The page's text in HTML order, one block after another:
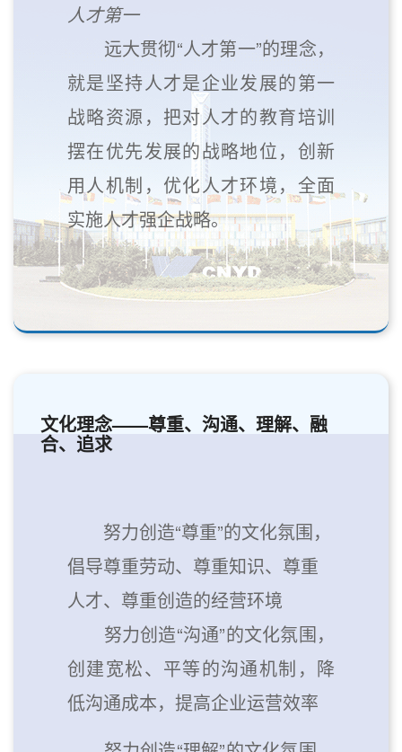
人才第一
远大贯彻“人才第一”的理念，
就是坚持人才是企业发展的第一
战略资源，把对人才的教育培训
摆在优先发展的战略地位，创新
用人机制，优化人才环境，全面
实施人才强企战略。
文化理念——尊重、沟通、理解、融
合、追求
努力创造“尊重”的文化氛围，
倡导尊重劳动、尊重知识、尊重
人才、尊重创造的经营环境
努力创造“沟通”的文化氛围，
创建宽松、平等的沟通机制，降
低沟通成本，提高企业运营效率